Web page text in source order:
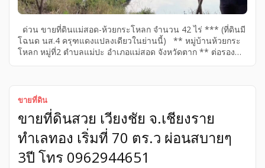
ด่วน ขายที่ดินแม่สอด-ห้วยกระโหลก จำนวน 42 ไร่ *** (ที่ดินมี
โฉนด นส.4 ครุฑแดงแปลงเดียวในย่านนี้) ** หมู่บ้านห้วยกระ
โหลก หมู่ที่2 ตำบลแม่ปะ อำเภอแม่สอด จังหวัดตาก ** ต่อรอง
สอง 3.5 กิโลเมตร ถนนตัดผ่านไปถึงตัวเมืองตาก – ห่างจากท่า
อากาศยานนานาชาติแม่สอด 7 กิโลเมตร – ห่างจากโลตัส
แม่สอด 8 กิโลเมตร – มีสระน้ำในที่ดิน (สระใหญ่ 2 สระ) “ ไร่
ละ/1,700,000บาท (รับรองราคาถูกที่สุดในย่านนี้ […]
ขายที่ดิน
ขายที่ดินสวย เวียงชัย จ.เชียงราย
ทำเลทอง เริ่มที่ 70 ตร.ว ผ่อนสบายๆ
3ปี โทร 0962944651